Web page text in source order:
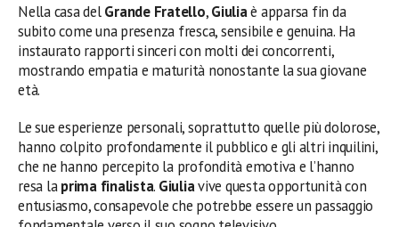
Nella casa delGrande Fratello,Giuliaè apparsa fin da
subito come una presenza fresca, sensibile e genuina. Ha
instaurato rapporti sinceri con molti dei concorrenti,
mostrando empatia e maturità nonostante la sua giovane
età.
Le sue esperienze personali, soprattutto quelle più dolorose,
hanno colpito profondamente il pubblico e gli altri inquilini,
che ne hanno percepito la profondità emotiva e l’hanno
resa laprima finalista. Giuliavive questa opportunità con
entusiasmo, consapevole che potrebbe essere un passaggio